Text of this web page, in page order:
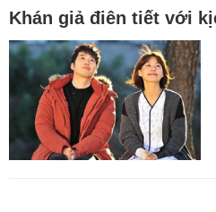
Khán giả điên tiết với